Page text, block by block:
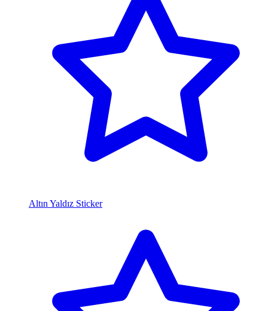
Altın Yaldız Sticker